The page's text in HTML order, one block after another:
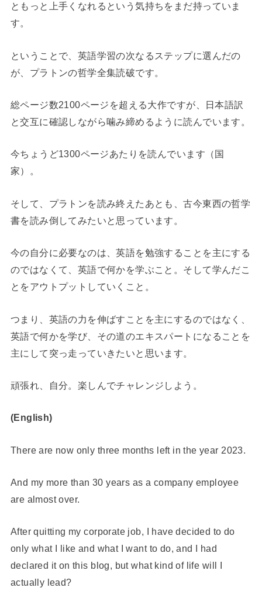
ともっと上手くなれるという気持ちをまだ持っていま
す。
ということで、英語学習の次なるステップに選んだの
が、プラトンの哲学全集読破です。
総ページ数2100ページを超える大作ですが、日本語訳
と交互に確認しながら噛み締めるように読んでいます。
今ちょうど1300ページあたりを読んでいます（国
家）。
そして、プラトンを読み終えたあとも、古今東西の哲学
書を読み倒してみたいと思っています。
今の自分に必要なのは、英語を勉強することを主にする
のではなくて、英語で何かを学ぶこと。そして学んだこ
とをアウトプットしていくこと。
つまり、英語の力を伸ばすことを主にするのではなく、
英語で何かを学び、その道のエキスパートになることを
主にして突っ走っていきたいと思います。
頑張れ、自分。楽しんでチャレンジしよう。
(English)
There are now only three months left in the year 2023.
And my more than 30 years as a company employee
are almost over.
After quitting my corporate job, I have decided to do
only what I like and what I want to do, and I had
declared it on this blog, but what kind of life will I
actually lead?